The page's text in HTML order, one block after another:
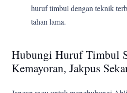
huruf timbul dengan teknik
tahan lama.
Hubungi Huruf Timbul
Kemayoran, Jakpus